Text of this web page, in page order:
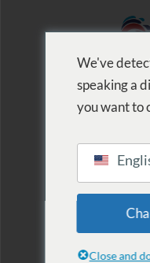
We've
speaking a
you want to
Close and